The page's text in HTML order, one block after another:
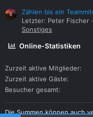
Zählen bis ein
Letzter: Peter Fischer
Sonstiges
Online-Statistiken
Zurzeit aktive Mitglieder
Zurzeit aktive Gäste
Besucher gesamt
Die Summen können auch